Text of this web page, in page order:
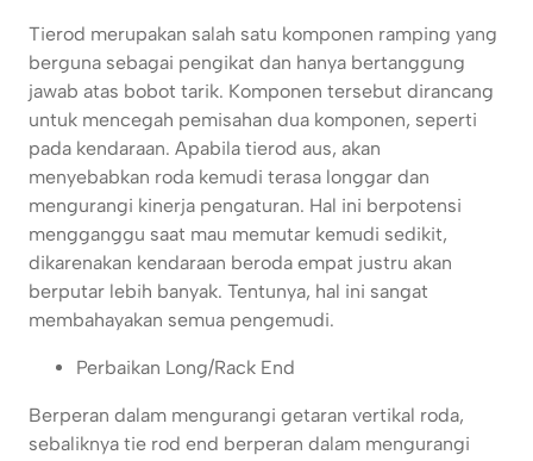
Tierod merupakan salah satu komponen ramping yang
berguna sebagai pengikat dan hanya bertanggung
jawab atas bobot tarik. Komponen tersebut dirancang
untuk mencegah pemisahan dua komponen, seperti
pada kendaraan. Apabila tierod aus, akan
menyebabkan roda kemudi terasa longgar dan
mengurangi kinerja pengaturan. Hal ini berpotensi
mengganggu saat mau memutar kemudi sedikit,
dikarenakan kendaraan beroda empat justru akan
berputar lebih banyak. Tentunya, hal ini sangat
membahayakan semua pengemudi.
Perbaikan Long/Rack End
Berperan dalam mengurangi getaran vertikal roda,
sebaliknya tie rod end berperan dalam mengurangi